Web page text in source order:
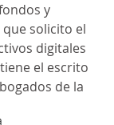
y
solicito el
digitales
el escrito
de la